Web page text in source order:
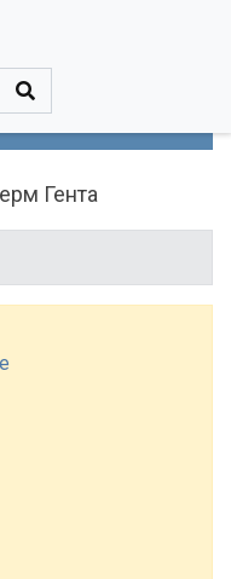
Гента